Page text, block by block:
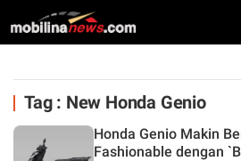
Tag : New Honda Genio
Honda Genio Makin
Fashionable dengan